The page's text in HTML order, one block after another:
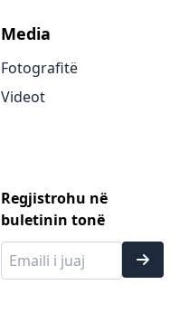
Media
Fotografitë
Videot
Regjistrohu në
buletinin tonë